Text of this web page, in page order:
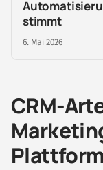
stimmt
6. Mai 2026
CRM-